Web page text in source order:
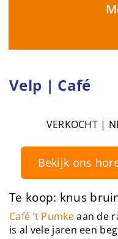
Velp | Café
VERKOCHT |
Bekijk ons
Te koop: knus
Café ’t Pumkeaan de
is al vele jaren een